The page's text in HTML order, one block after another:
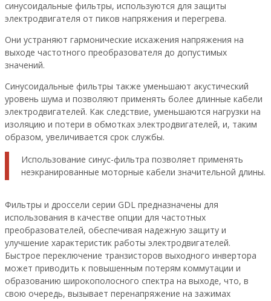
синусоидальные фильтры, используются для защиты
электродвигателя от пиков напряжения и перегрева.
Они устраняют гармонические искажения напряжения на
выходе частотного преобразователя до допустимых
значений.
Синусоидальные фильтры также уменьшают акустический
уровень шума и позволяют применять более длинные кабели
электродвигателей. Как следствие, уменьшаются нагрузки на
изоляцию и потери в обмотках электродвигателей, и, таким
образом, увеличивается срок службы.
Использование синус-фильтра позволяет применять
неэкранированные моторные кабели значительной длины.
Фильтры и дроссели серии GDL предназначены для
использования в качестве опции для частотных
преобразователей, обеспечивая надежную защиту и
улучшение характеристик работы электродвигателей.
Быстрое переключение транзисторов выходного инвертора
может приводить к повышенным потерям коммутации и
образованию широкополосного спектра на выходе, что, в
свою очередь, вызывает перенапряжение на зажимах